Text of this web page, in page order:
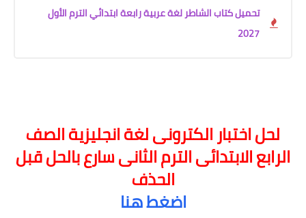
تحميل كتاب الشاطر لغة عربية رابعة ابتدائي الترم الأول
2027
لحل اختبار الكترونى لغة انجليزية الصف
الرابع الابتدائى الترم الثانى سارع بالحل قبل
الحذف
اضغط هنا